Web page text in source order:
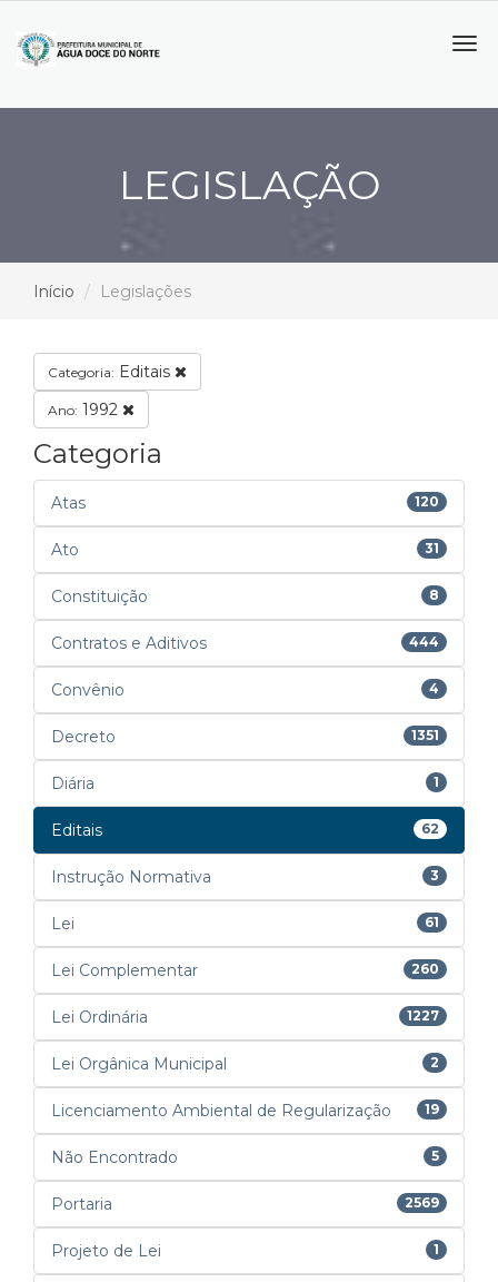
LEGISLAÇÃO
Início Legislações
Categoria: Editais
Ano: 1992
Categoria
Atas 120
Ato 31
Constituição 8
Contratos e Aditivos 444
Convênio 4
Decreto 1351
Diária 1
Editais 62
Instrução Normativa 3
Lei 61
Lei Complementar 260
Lei Ordinária 1227
Lei Orgânica Municipal 2
Licenciamento Ambiental de Regularização 19
Não Encontrado 5
Portaria 2569
Projeto de Lei 1